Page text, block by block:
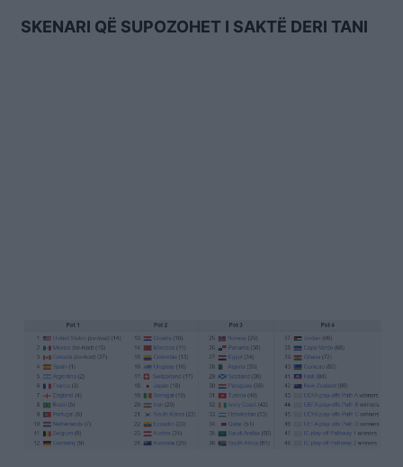
SKENARI QË SUPOZOHET I SAKTË DERI TANI